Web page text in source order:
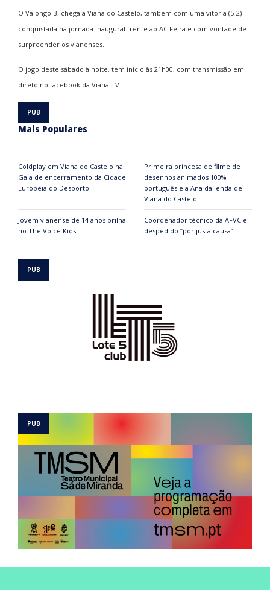
O Valongo B, chega a Viana do Castelo, também com uma vitória (5-2)
conquistada na jornada inaugural frente ao AC Feira e com vontade de
surpreender os vianenses.
O jogo deste sábado à noite, tem inicio às 21h00, com transmissão em
direto no facebook da Viana TV.
Mais Populares
Coldplay em Viana do Castelo na
Gala de encerramento da Cidade
Europeia do Desporto
Primeira princesa de filme de
desenhos animados 100%
português é a Ana da lenda de
Viana do Castelo
Jovem vianense de 14 anos brilha
no The Voice Kids
Coordenador técnico da AFVC é
despedido “por justa causa”